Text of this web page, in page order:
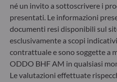
ODDO BHF Asset Management
né un invito a sottoscrivere i
presentati. Le informazioni
documenti resi disponibili sul
esclusivamente a scopi
contrattuale e sono soggette a
ODDO BHF AM in qualsiasi
Le valutazioni effettuate